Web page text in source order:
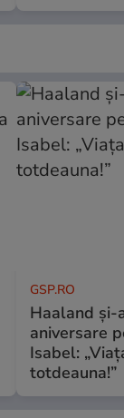
GSP.RO
Haaland
aniversare
Isabel:
totdeauna!”